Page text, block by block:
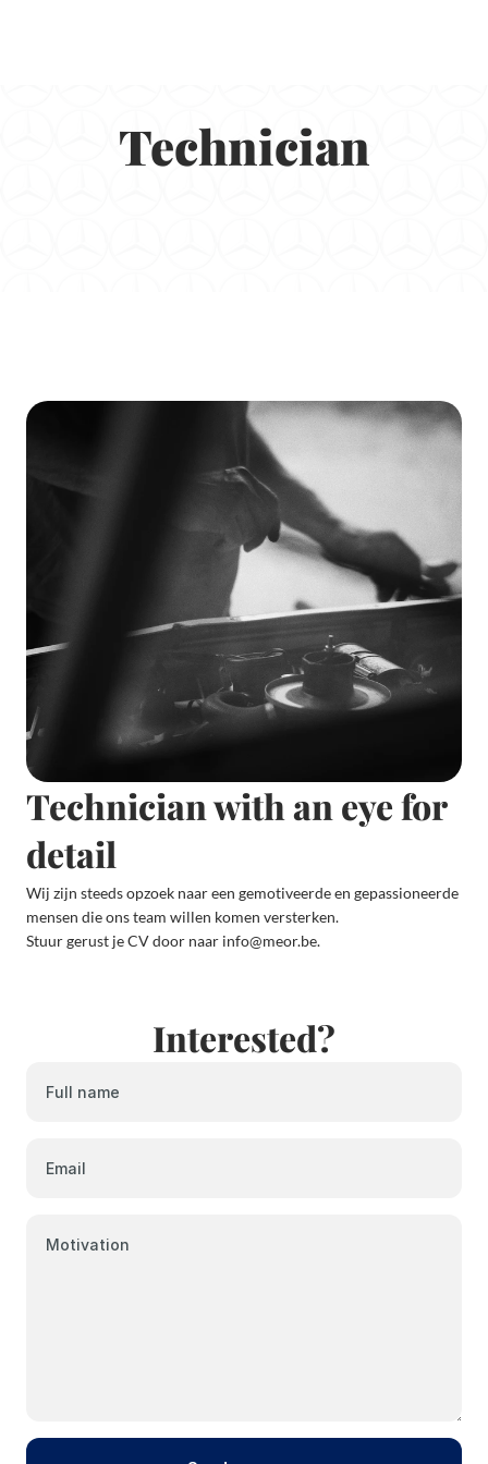
Technician
Technician with an eye for
detail
Wij zijn steeds opzoek naar een gemotiveerde en gepassioneerde
mensen die ons team willen komen versterken.
Interested?